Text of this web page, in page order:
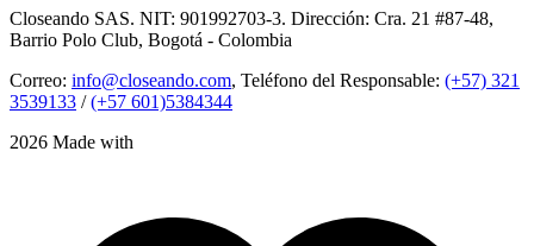
Closeando SAS. NIT: 901992703-3. Dirección: Cra. 21 #87-48,
Barrio Polo Club, Bogotá - Colombia
Correo: info@closeando.com, Teléfono del Responsable: (+57) 321
3539133 /(+57 601)5384344
2026 Made with